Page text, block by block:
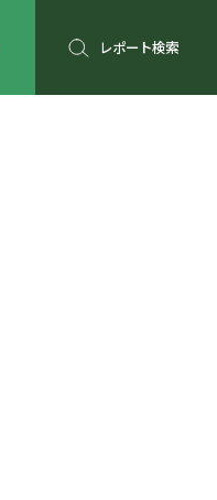
レポート検索